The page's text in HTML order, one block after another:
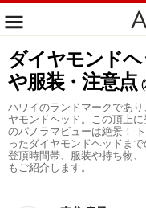
ダイヤモンド
や服装・注意点
ハワイのランドマークであ
ヤモンドヘッド。この頂上
のパノラマビューは絶景！
ったダイヤモンドヘッドま
登頂時間帯、服装や持ち物
もご紹介します。